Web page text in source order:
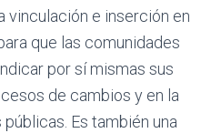
vinculación e inserción en
que las comunidades
por sí mismas sus
de cambios y en la
Es también una